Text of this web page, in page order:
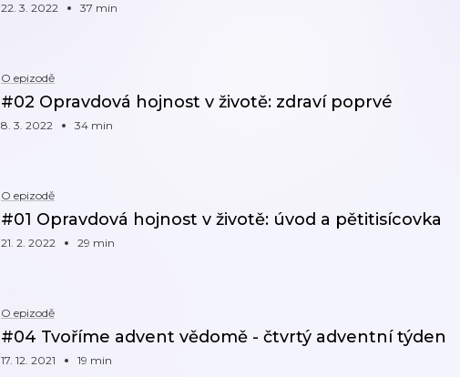
22. 3. 2022 37 min
O epizodě
#02 Opravdová hojnost v životě: zdraví poprvé
8. 3. 2022 34 min
O epizodě
#01 Opravdová hojnost v životě: úvod a pětitisícovka
21. 2. 2022 29 min
O epizodě
#04 Tvoříme advent vědomě - čtvrtý adventní týden
17. 12. 2021 19 min